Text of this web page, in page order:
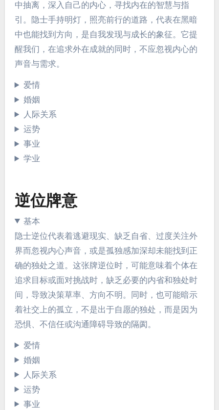
中抽离，深入自己的内心，寻找内在的智慧与指
引。隐士手持明灯，照亮前行的道路，代表在黑暗
中也能找到方向，是自我发现与成长的象征。它提
醒我们，在追求外在成就的同时，不应忽视内心的
声音与需求。
爱情
婚姻
人际关系
运势
事业
学业
逆位牌意
基本
隐士逆位代表着逃避现实、缺乏自省、过度关注外
界而忽视内心声音，或是孤独感加深却未能找到正
确的独处之道。这张牌逆位时，可能意味着个体在
追求目标或面对挑战时，缺乏必要的内省和独处时
间，导致决策草率、方向不明。同时，也可能暗示
着社交上的孤立，不是出于自愿的独处，而是因为
恐惧、不信任或沟通障碍导致的隔阂。
爱情
婚姻
人际关系
运势
事业